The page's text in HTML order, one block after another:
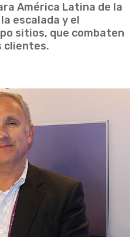
América Latina de la
escalada y el
sitios, que combaten
clientes.